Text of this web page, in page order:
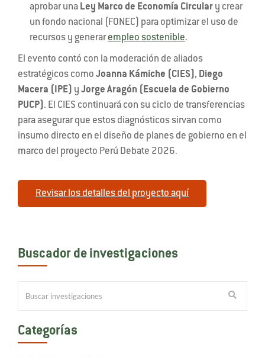
aprobar una Ley Marco de Economía Circular y crear
un fondo nacional (FONEC) para optimizar el uso de
recursos y generarempleo sostenible.
El evento contó con la moderación de aliados
estratégicos como Joanna Kámiche (CIES) , Diego
Macera (IPE) y Jorge Aragón (Escuela de Gobierno
PUCP) . El CIES continuará con su ciclo de transferencias
para asegurar que estos diagnósticos sirvan como
insumo directo en el diseño de planes de gobierno en el
marco del proyecto Perú Debate 2026.
Revisar los detalles del proyecto aquí
Buscador de investigaciones
Categorías